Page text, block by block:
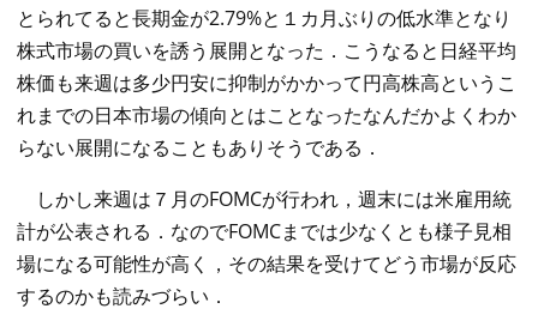
とられてると長期金が2.79%と１カ月ぶりの低水準となり
株式市場の買いを誘う展開となった．こうなると日経平均
株価も来週は多少円安に抑制がかかって円高株高というこ
れまでの日本市場の傾向とはことなったなんだかよくわか
らない展開になることもありそうである．
しかし来週は７月のFOMCが行われ，週末には米雇用統
計が公表される．なのでFOMCまでは少なくとも様子見相
場になる可能性が高く，その結果を受けてどう市場が反応
するのかも読みづらい．